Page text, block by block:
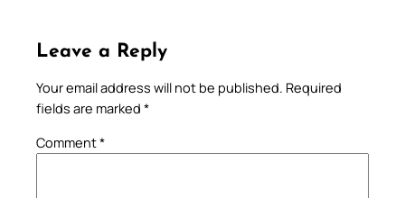
Leave a Reply
Your email address will not be published. Required
fields are marked *
Comment*